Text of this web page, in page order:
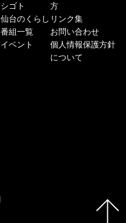
シゴト
仙台のくらし
番組一覧
イベント
方
リンク集
お問い合わせ
個人情報保護方針
について